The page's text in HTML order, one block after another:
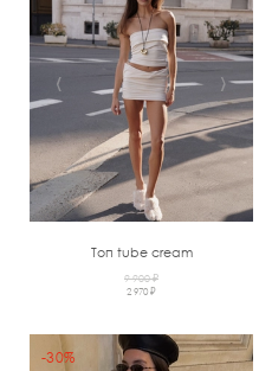
‹ ›
Топ tube cream
9 900 ₽
2 970 ₽
-30%